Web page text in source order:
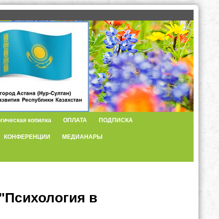
копилка ОПЛАТА ПОДПИСКА
КОНФЕРЕНЦИИ МЕДИАНАРЫ
в